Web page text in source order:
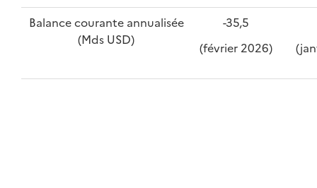
Balance courante annualisée
(Mds USD)
-35,5
(février 2026)